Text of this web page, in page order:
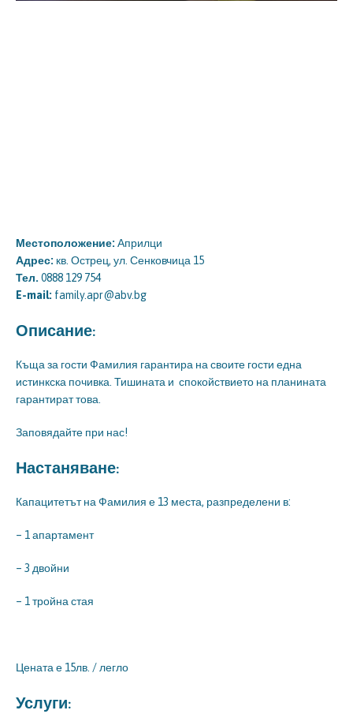
Местоположение: Априлци
Адрес: кв. Острец, ул. Сенковчица 15
Тел. 0888 129 754
E-mail: family.apr@abv.bg
Описание:
Къща за гости Фамилия гарантира на своите гости една
истинкска почивка. Тишината и спокойствието на планината
гарантират това.
Заповядайте при нас!
Настаняване:
Капацитетът на Фамилия е 13 места, разпределени в:
– 1 апартамент
– 3 двойни
– 1 тройна стая
Цената е 15лв. / легло
Услуги: